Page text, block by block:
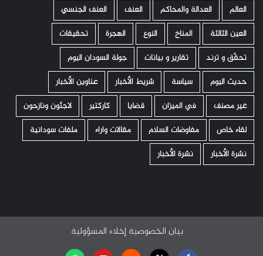
العالم
العدالة والمحاكم العنف
العنف الجنسي
العين الثالثة
المناخ النوع الهجرة
تحقيقات
تحقّق و ترند
تقارير و بيانات
جولة السودان اليوم
حديث اليوم
سياسة شريط الأخبار
عناوين الأخبار
غير مصنف
في الميزان قضايا كاركتير
لاجئون ونازحون
لقاء خاص
مفاوضات السلام مقالات واراء
ملفات سودانية
نشرة الأخبار
نشرة الأخبار
بيان الخصوصية إخلاء المسؤولية